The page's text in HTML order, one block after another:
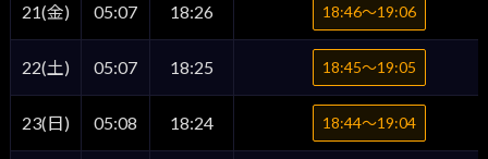
21(金) 05:07 18:26 18:46〜19:06
22(土) 05:07 18:25 18:45〜19:05
23(日) 05:08 18:24 18:44〜19:04